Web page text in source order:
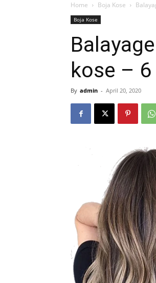
Home Boja Kose
Boja Kose
kose –
By admin - April 20, 2020